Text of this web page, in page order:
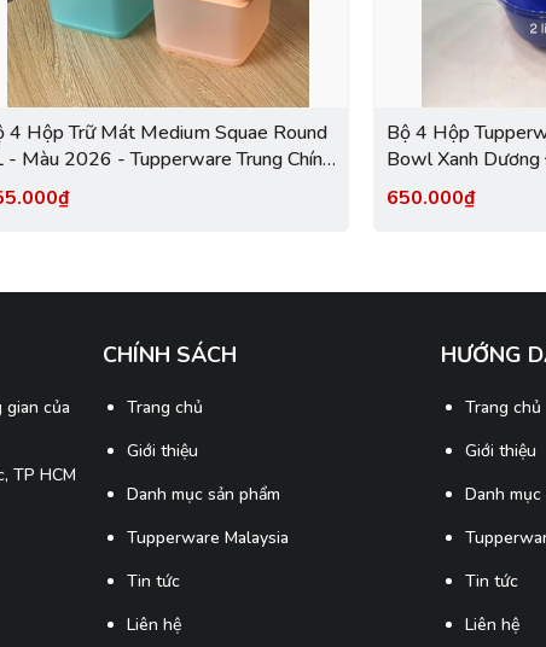
4 Hộp Trữ Mát Medium Squae Round
- Màu 2026 - Tupperware Trung Chính
Bộ 4 Hộp
Bowl Xanh
New Tupperware
650.000₫
của
TP HCM
CHÍNH SÁCH
Trang chủ
Giới thiệu
Danh mục sản phẩm
Tupperware Malaysia
Tin tức
Liên hệ
HƯỚNG
Trang chủ
Giới thiệu
Danh mục
Tin tức
Liên hệ